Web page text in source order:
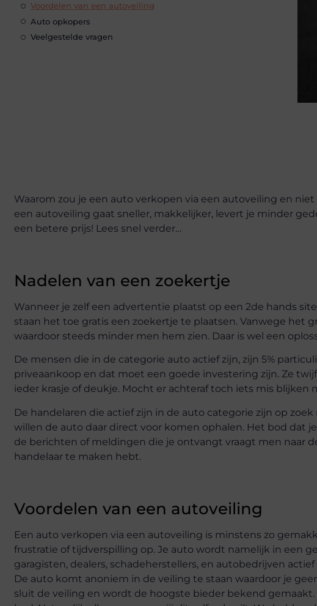
Voordelen van een autoveiling
Auto opkopers
Veelgestelde vragen
Waarom zou je een auto verkopen via een autoveiling en
een autoveiling gaat sneller, makkelijker, levert je minder
een betere prijs! Lees snel verder…
Nadelen van een zoekertje
Wanneer je zelf een advertentie plaatst op een 2de hands
staan het toe gratis een zoekertje te plaatsen. Vanwege het
waardoor steeds minder men hem zien. Daar is wel een
De mensen die in de categorie auto actief zijn, zijn 5%
priveaankoop en dat moet een goede investering zijn. Ze
ieder krasje of deukje. Mocht er achteraf toch iets mis
De handelaren die actief zijn in de auto categorie zijn op
willen de auto daar direct voor komen ophalen. Het bod dat
de berichten of meldingen die je ontvangt vraagt men naar
handelaar te maken hebt.
Voordelen van een autoveiling
Een auto verkopen via een autoveiling is minstens zo
frustratie of tijdverspilling op. Je auto wordt namelijk in een
garagisten, dealers, schadeherstellers, en autobedrijven
De auto komt anoniem in de veiling te staan waardoor je
sluit de veiling en wordt de hoogste bieder bekend